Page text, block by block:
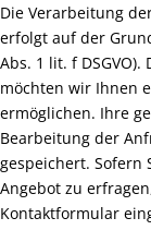
Die Verarbeitung
erfolgt auf der
Abs. 1 lit. f
möchten wir Ihnen
ermöglichen. Ihre
Bearbeitung der
gespeichert. Sofern
Angebot zu
Kontaktformular